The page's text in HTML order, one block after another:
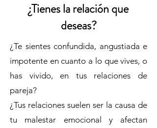
¿Tienes la relación que
deseas?
¿Te sientes confundida, angustiada e
impotente en cuanto a lo que vives, o
has vivido, en tus relaciones de
pareja?
¿Tus relaciones suelen ser la causa de
tu malestar emocional y afectan